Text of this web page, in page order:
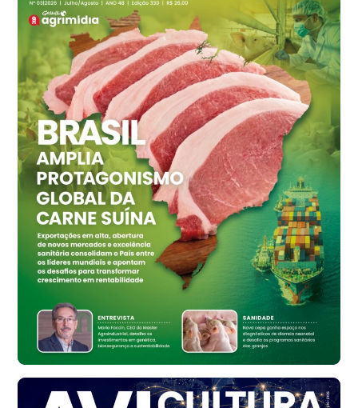
R$ 145,34
cx
Ovo Vermelho - Regional
Grande São Paulo (SP)
R$ 155,59
cx
Ovo Vermelho - Regional
Vermelho
R$ 159,31
cx
Ovo Branco - Regional
Bastos (SP)
R$ 134,42
cx
Ovo Vermelho - Regional
Bastos (SP)
R$ 148,56
Frango - Indicador